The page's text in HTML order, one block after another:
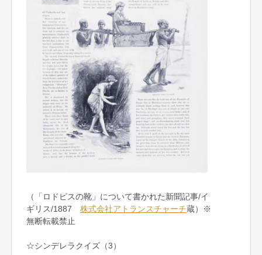
（「ロドピスの靴」について書かれた新聞記事/イ
ギリス/1887 株式会社アトランスチャーチ蔵）※
無断転載禁止
☆シンデレラクイズ（3）